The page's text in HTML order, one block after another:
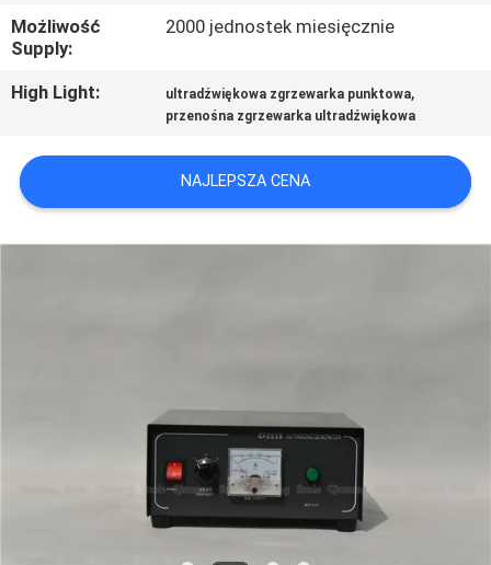
SPRAWY
POPROŚ
WYCENĘ
SITEMAP
Możliwość
Supply:
2000 jednostek miesięcznie
High Light: ultradźwiękowa zgrzewarka punktowa,
przenośna zgrzewarka ultradźwiękowa
NAJLEPSZA CENA